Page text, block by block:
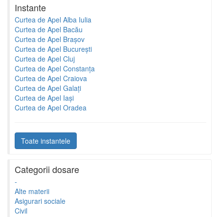
Instante
Curtea de Apel Alba Iulia
Curtea de Apel Bacău
Curtea de Apel Brașov
Curtea de Apel București
Curtea de Apel Cluj
Curtea de Apel Constanța
Curtea de Apel Craiova
Curtea de Apel Galați
Curtea de Apel Iași
Curtea de Apel Oradea
Toate instantele
Categorii dosare
-
Alte materii
Asigurari sociale
Civil